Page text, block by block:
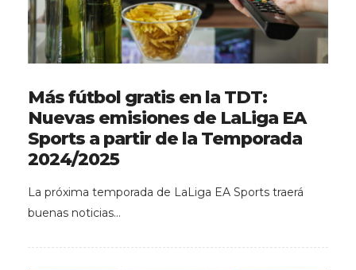
Más fútbol gratis en la TDT:
Nuevas emisiones de LaLiga EA
Sports a partir de la Temporada
2024/2025
La próxima temporada de LaLiga EA Sports traerá
buenas noticias…